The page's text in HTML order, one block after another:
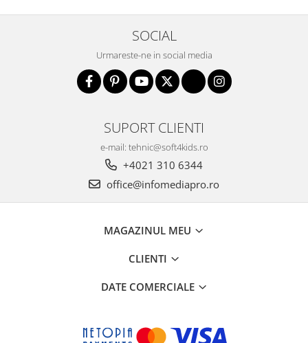
SOCIAL
Urmareste-ne in social media
SUPORT CLIENTI
e-mail: tehnic@soft4kids.ro
+4021 310 6344
office@infomediapro.ro
MAGAZINUL MEU
CLIENTI
DATE COMERCIALE